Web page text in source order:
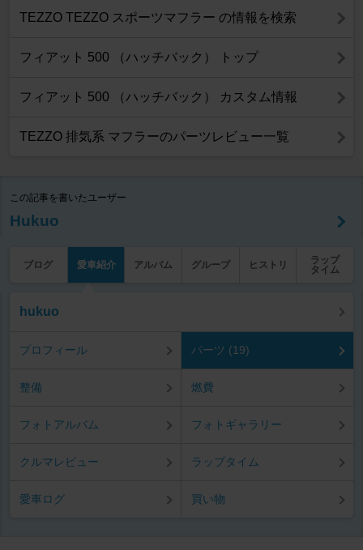
TEZZO TEZZO スポーツマフラー の情報を検索
フィアット 500 （ハッチバック） トップ
フィアット 500 （ハッチバック） カスタム情報
TEZZO 排気系 マフラーのパーツレビュー一覧
この記事を書いたユーザー
Hukuo
ブログ 愛車紹介 アルバム グループ ヒストリ
ラップ
タイム
hukuo
プロフィール パーツ (19)
整備 燃費
フォトアルバム フォトギャラリー
クルマレビュー ラップタイム
愛車ログ 買い物